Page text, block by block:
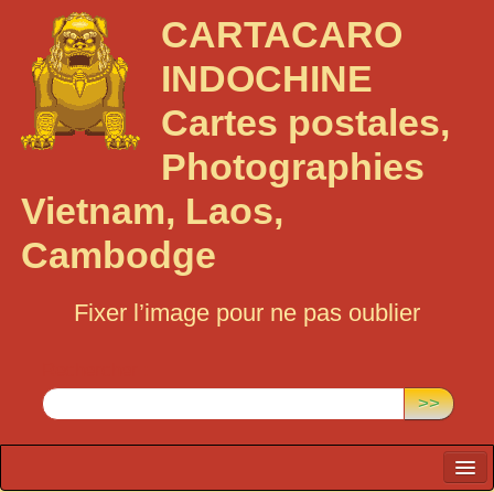
CARTACARO
INDOCHINE
Cartes postales,
Photographies
Vietnam, Laos,
Cambodge
Fixer l’image pour ne pas oublier
>>